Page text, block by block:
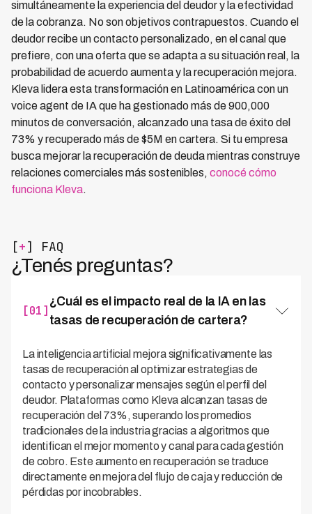
simultáneamente la experiencia del deudor y la efectividad
de la cobranza. No son objetivos contrapuestos. Cuando el
deudor recibe un contacto personalizado, en el canal que
prefiere, con una oferta que se adapta a su situación real, la
probabilidad de acuerdo aumenta y la recuperación mejora.
Kleva lidera esta transformación en Latinoamérica con un
voice agent de IA que ha gestionado más de 900,000
minutos de conversación, alcanzado una tasa de éxito del
73% y recuperado más de $5M en cartera. Si tu empresa
busca mejorar la recuperación de deuda mientras construye
relaciones comerciales más sostenibles, conocé cómo
funciona Kleva.
[+] FAQ
¿Tenés preguntas?
[01]
¿Cuál es el impacto real de la IA en las
tasas de recuperación de cartera?
La inteligencia artificial mejora significativamente las
tasas de recuperación al optimizar estrategias de
contacto y personalizar mensajes según el perfil del
deudor. Plataformas como Kleva alcanzan tasas de
recuperación del 73%, superando los promedios
tradicionales de la industria gracias a algoritmos que
identifican el mejor momento y canal para cada gestión
de cobro. Este aumento en recuperación se traduce
directamente en mejora del flujo de caja y reducción de
pérdidas por incobrables.